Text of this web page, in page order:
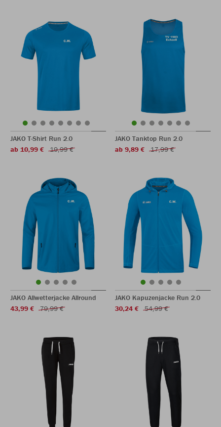
JAKO T-Shirt Run 2.0
ab 10,99 €
19,99 €
JAKO Tanktop Run 2.0
ab 9,89 €
17,99 €
JAKO Allwetterjacke Allround
43,99 €
79,99 €
JAKO Kapuzenjacke Run 2.0
30,24 €
54,99 €